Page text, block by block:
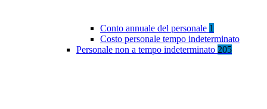
Conto annuale del personale 1
Costo personale tempo indeterminato
Personale non a tempo indeterminato 205